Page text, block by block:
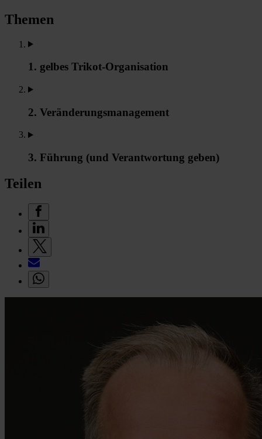
Themen
1. gelbes Trikot-Organisation
2. Veränderungsmanagement
3. Führung (und Verantwortung geben)
Teilen